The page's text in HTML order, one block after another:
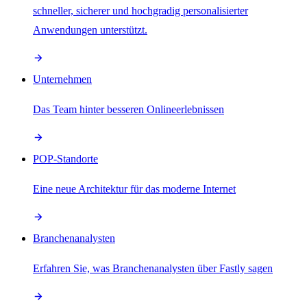
schneller, sicherer und hochgradig personalisierter
Anwendungen unterstützt.
Unternehmen
Das Team hinter besseren Onlineerlebnissen
POP-Standorte
Eine neue Architektur für das moderne Internet
Branchenanalysten
Erfahren Sie, was Branchenanalysten über Fastly sagen